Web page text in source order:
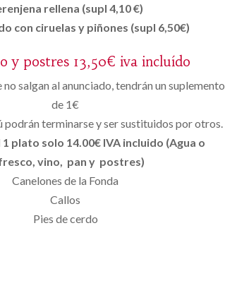
rellena (supl 4,10 €)
con ciruelas y piñones (supl 6,50€)
y postres 13,50€ iva incluído
no salgan al anunciado, tendrán un suplemento
de 1€
podrán terminarse y ser sustituidos por otros.
plato solo 14.00€ IVA incluido (Agua o
vino, pan y postres)
Canelones de la Fonda
Callos
Pies de cerdo